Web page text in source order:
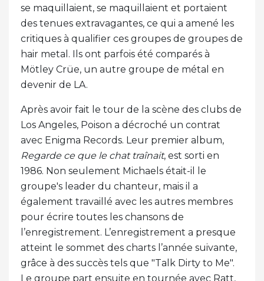
se maquillaient, se maquillaient et portaient
des tenues extravagantes, ce qui a amené les
critiques à qualifier ces groupes de groupes de
hair metal. Ils ont parfois été comparés à
Mötley Crüe, un autre groupe de métal en
devenir de LA.
Après avoir fait le tour de la scène des clubs de
Los Angeles, Poison a décroché un contrat
avec Enigma Records. Leur premier album,
Regarde ce que le chat traînait, est sorti en
1986. Non seulement Michaels était-il le
groupe's leader du chanteur, mais il a
également travaillé avec les autres membres
pour écrire toutes les chansons de
l’enregistrement. L’enregistrement a presque
atteint le sommet des charts l’année suivante,
grâce à des succès tels que "Talk Dirty to Me".
Le groupe part ensuite en tournée avec Ratt,